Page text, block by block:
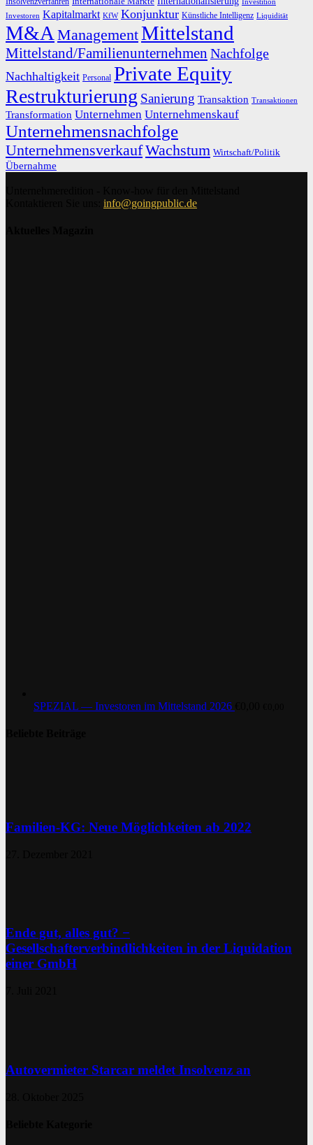
Insolvenzverfahren Investition
Investoren Kapitalmarkt KfW Konjunktur Künstliche Intelligenz Liquidität
M&A ManagementMittelstand
Mittelstand/Familienunternehmen Nachfolge
Nachhaltigkeit Personal Private Equity
Restrukturierung Sanierung Transaktion Transaktionen
Transformation Unternehmen Unternehmenskauf
Unternehmensnachfolge
UnternehmensverkaufWachstum Wirtschaft/Politik
Übernahme
info@goingpublic.de
SPEZIAL — Investoren im Mittelstand 2026
Familien-KG: Neue Möglichkeiten ab 2022
Ende gut, alles gut? −
Gesellschafterverbindlichkeiten in der Liquidation
einer GmbH
Autovermieter Starcar meldet Insolvenz an